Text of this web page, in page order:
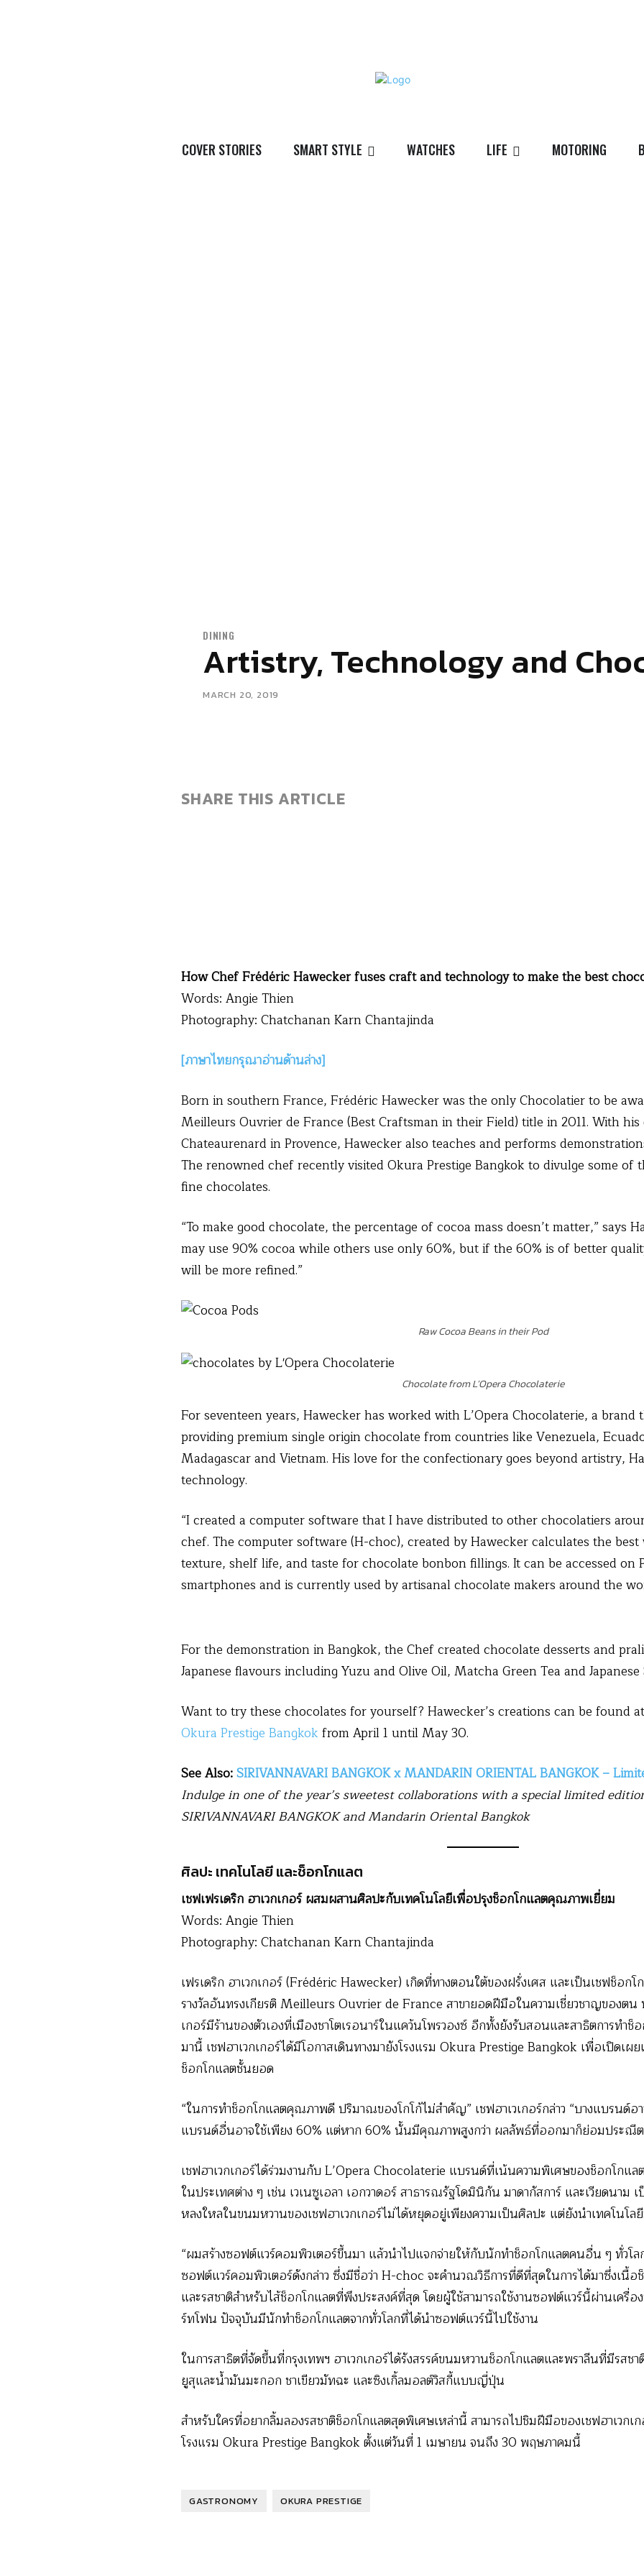
COVER STORIES SMART STYLE WATCHES LIFE MOTORING
DINING
Artistry, Technology and
MARCH 20, 2019
SHARE THIS ARTICLE
How Chef Frédéric Hawecker fuses craft and technology to make the best
Words: Angie Thien
Photography: Chatchanan Karn Chantajinda
[ภาษาไทยกรุณาอ่านด้านล่าง]
Born in southern France, Frédéric Hawecker was the only Chocolatier to be
Meilleurs Ouvrier de France (Best Craftsman in their Field) title in 2011. With
Chateaurenard in Provence, Hawecker also teaches and performs
The renowned chef recently visited Okura Prestige Bangkok to divulge some of
fine chocolates.
“To make good chocolate, the percentage of cocoa mass doesn’t matter,” says
may use 90% cocoa while others use only 60%, but if the 60% is of better
will be more refined.”
Raw Cocoa Beans in their Pod
Chocolate from L’Opera Chocolaterie
For seventeen years, Hawecker has worked with L’Opera Chocolaterie, a brand
providing premium single origin chocolate from countries like Venezuela,
Madagascar and Vietnam. His love for the confectionary goes beyond artistry,
technology.
“I created a computer software that I have distributed to other chocolatiers
chef. The computer software (H-choc), created by Hawecker calculates the
texture, shelf life, and taste for chocolate bonbon fillings. It can be accessed on
smartphones and is currently used by artisanal chocolate makers around the
For the demonstration in Bangkok, the Chef created chocolate desserts and
Japanese flavours including Yuzu and Olive Oil, Matcha Green Tea and
Want to try these chocolates for yourself? Hawecker’s creations can be found
Okura Prestige Bangkok from April 1 until May 30.
See Also:SIRIVANNAVARI BANGKOK x MANDARIN ORIENTAL BANGKOK –
Indulge in one of the year’s sweetest collaborations with a special limited
SIRIVANNAVARI BANGKOK and Mandarin Oriental Bangkok
ศิลปะ เทคโนโลยี และช็อกโกแลต
เชฟเฟรเดริก ฮาเวกเกอร์ ผสมผสานศิลปะกับเทคโนโลยีเพื่อปรุงช็อกโกแลตคุณภาพเยี่ยม
Words: Angie Thien
Photography: Chatchanan Karn Chantajinda
เฟรเดริก ฮาเวกเกอร์ (Frédéric Hawecker) เกิดที่ทางตอนใต้ของฝรั่งเศส และเป็นเชฟช็อก
รางวัลอันทรงเกียรติ Meilleurs Ouvrier de France สาขายอดฝีมือในความเชี่ยวชาญของตน
เกอร์มีร้านของตัวเองที่เมืองชาโตเรอนาร์ในแคว้นโพรวองซ์ อีกทั้งยังรับสอนและสาธิตการทำ
มานี้ เชฟฮาเวกเกอร์ได้มีโอกาสเดินทางมายังโรงแรม Okura Prestige Bangkok เพื่อเปิดเผ
ช็อกโกแลตชั้นยอด
“ในการทำช็อกโกแลตคุณภาพดี ปริมาณของโกโก้ไม่สำคัญ” เชฟฮาเวเกอร์กล่าว “บางแบรนด์
แบรนด์อื่นอาจใช้เพียง 60% แต่หาก 60% นั้นมีคุณภาพสูงกว่า ผลลัพธ์ที่ออกมาก็ย่อมประณีต
เชฟฮาเวกเกอร์ได้ร่วมงานกับ L’Opera Chocolaterie แบรนด์ที่เน้นความพิเศษของช็อกโกแล
ในประเทศต่าง ๆ เช่น เวเนซูเอลา เอกวาดอร์ สาธารณรัฐโดมินิกัน มาดากัสการ์ และเวียดนาม เ
หลงใหลในขนมหวานของเชฟฮาเวกเกอร์ไม่ได้หยุดอยู่เพียงความเป็นศิลปะ แต่ยังนำเทคโนโล
“ผมสร้างซอฟต์แวร์คอมพิวเตอร์ขึ้นมา แล้วนำไปแจกจ่ายให้กับนักทำช็อกโกแลตคนอื่น ๆ ทั่วโลก
ซอฟต์แวร์คอมพิวเตอร์ดังกล่าว ซึ่งมีชื่อว่า H-choc จะคำนวณวิธีการที่ดีที่สุดในการได้มาซึ่งเนื้อ
และรสชาติสำหรับไส้ช็อกโกแลตที่พึงประสงค์ที่สุด โดยผู้ใช้สามารถใช้งานซอฟต์แวร์นี้ผ่านเครื่
ร์ทโฟน ปัจจุบันมีนักทำช็อกโกแลตจากทั่วโลกที่ได้นำซอฟต์แวร์นี้ไปใช้งาน
ในการสาธิตที่จัดขึ้นที่กรุงเทพฯ ฮาเวกเกอร์ได้รังสรรค์ขนมหวานช็อกโกแลตและพราลีนที่มีรส
ยูสุและน้ำมันมะกอก ชาเขียวมัทฉะ และซิงเกิ้ลมอลต์วิสกี้แบบญี่ปุ่น
สำหรับใครที่อยากลิ้มลองรสชาติช็อกโกแลตสุดพิเศษเหล่านี้ สามารถไปชิมฝีมือของเชฟฮาเวก
โรงแรม Okura Prestige Bangkok ตั้งแต่วันที่ 1 เมษายน จนถึง 30 พฤษภาคมนี้
GASTRONOMY OKURA PRESTIGE